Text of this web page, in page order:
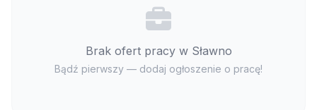
Brak ofert pracy w Sławno
Bądź pierwszy — dodaj ogłoszenie o pracę!